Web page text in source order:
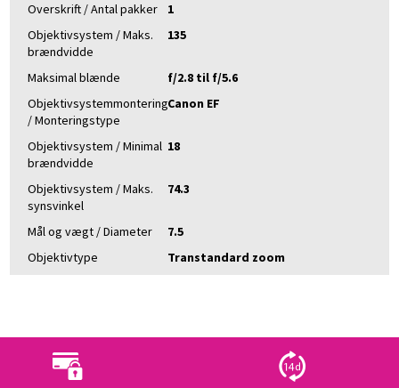
Overskrift / Antal pakker
1
Objektivsystem / Maks.
brændvidde
135
Maksimal blænde
f/2.8 til f/5.6
Objektivsystemmontering
/ Monteringstype
Canon EF
Objektivsystem / Minimal
brændvidde
18
Objektivsystem / Maks.
synsvinkel
74.3
Mål og vægt / Diameter
7.5
Objektivtype
Transtandard zoom